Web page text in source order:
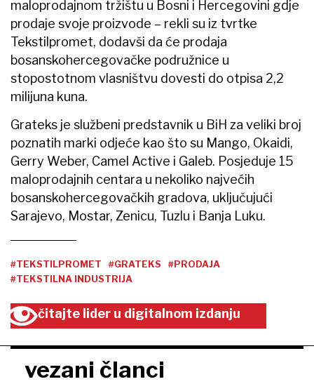
maloprodajnom tržištu u Bosni i Hercegovini gdje
prodaje svoje proizvode – rekli su iz tvrtke
Tekstilpromet, dodavši da će prodaja
bosanskohercegovačke podružnice u
stopostotnom vlasništvu dovesti do otpisa 2,2
milijuna kuna.
Grateks je službeni predstavnik u BiH za veliki broj
poznatih marki odjeće kao što su Mango, Okaidi,
Gerry Weber, Camel Active i Galeb. Posjeduje 15
maloprodajnih centara u nekoliko najvećih
bosanskohercegovačkih gradova, uključujući
Sarajevo, Mostar, Zenicu, Tuzlu i Banja Luku.
#TEKSTILPROMET #GRATEKS
#PRODAJA
#TEKSTILNA INDUSTRIJA
čitajte lider u digitalnom izdanju
vezani članci